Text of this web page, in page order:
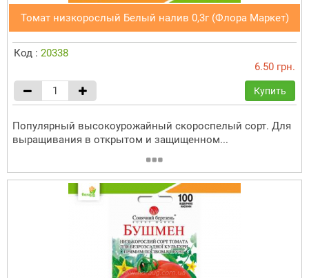
Томат низкорослый Белый налив 0,3г (Флора Маркет)
Код : 20338
6.50 грн.
Купить
Популярный высокоурожайный скороспелый сорт. Для
выращивания в открытом и защищенном...